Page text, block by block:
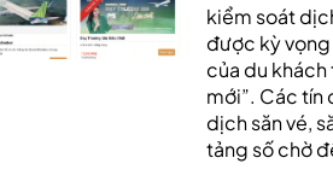
kiểm soát
được kỳ
của du
mới”. Các tín
dịch săn vé,
tảng số chờ